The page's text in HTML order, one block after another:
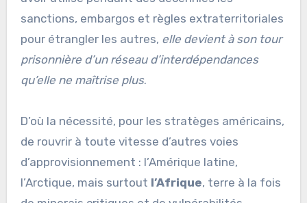
sanctions, embargos et règles extraterritoriales
pour étrangler les autres, elle devient à son tour
prisonnière d’un réseau d’interdépendances
qu’elle ne maîtrise plus.
D’où la nécessité, pour les stratèges américains,
de rouvrir à toute vitesse d’autres voies
d’approvisionnement : l’Amérique latine,
l’Arctique, mais surtout l’Afrique, terre à la fois